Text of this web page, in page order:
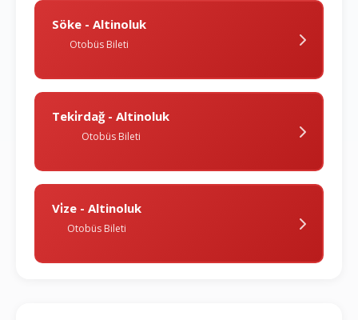
Söke - Altinoluk
Otobüs Bileti
Teki̇rdağ - Altinoluk
Otobüs Bileti
Vi̇ze - Altinoluk
Otobüs Bileti